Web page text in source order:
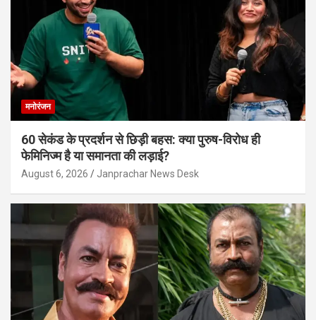
मनोरंजन
60 सेकंड के प्रदर्शन से छिड़ी बहस: क्या पुरुष-विरोध ही
फेमिनिज्म है या समानता की लड़ाई?
August 6, 2026 Janprachar News Desk